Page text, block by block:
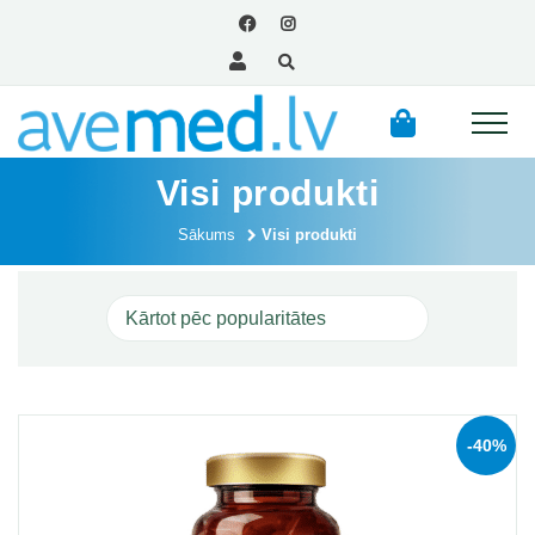
Visi produkti
Sākums Visi produkti
-40%